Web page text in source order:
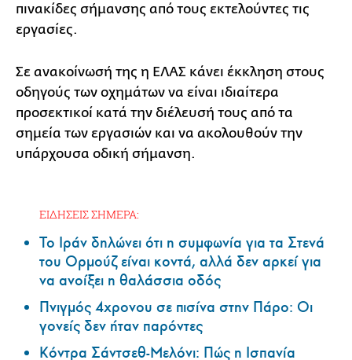
πινακίδες σήμανσης από τους εκτελούντες τις
εργασίες.
Σε ανακοίνωσή της η ΕΛΑΣ κάνει έκκληση στους
οδηγούς των οχημάτων να είναι ιδιαίτερα
προσεκτικοί κατά την διέλευσή τους από τα
σημεία των εργασιών και να ακολουθούν την
υπάρχουσα οδική σήμανση.
ΕΙΔΗΣΕΙΣ ΣΗΜΕΡΑ:
Το Ιράν δηλώνει ότι η συμφωνία για τα Στενά
του Ορμούζ είναι κοντά, αλλά δεν αρκεί για
να ανοίξει η θαλάσσια οδός
Πνιγμός 4χρονου σε πισίνα στην Πάρο: Οι
γονείς δεν ήταν παρόντες
Κόντρα Σάντσεθ-Μελόνι: Πώς η Ισπανία